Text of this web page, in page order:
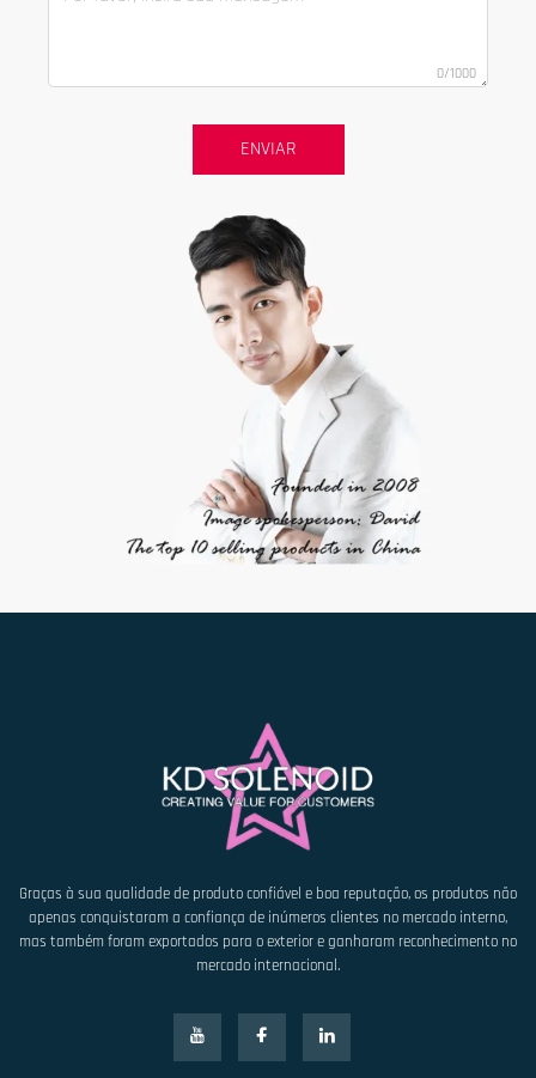
0/1000
ENVIAR
Graças à sua qualidade de produto confiável e boa reputação, os produtos não
apenas conquistaram a confiança de inúmeros clientes no mercado interno,
mas também foram exportados para o exterior e ganharam reconhecimento no
mercado internacional.